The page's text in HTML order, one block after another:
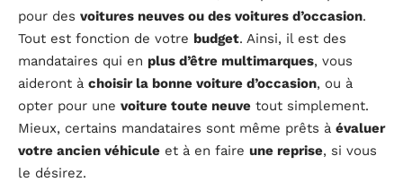
pour des voitures neuves ou des voitures d’occasion.
Tout est fonction de votre budget. Ainsi, il est des
mandataires qui en plus d’être multimarques, vous
aideront à choisir la bonne voiture d’occasion, ou à
opter pour une voiture toute neuve tout simplement.
Mieux, certains mandataires sont même prêts à évaluer
votre ancien véhicule et à en faire une reprise, si vous
le désirez.